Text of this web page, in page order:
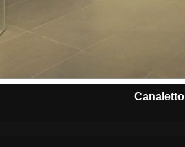
Canaletto